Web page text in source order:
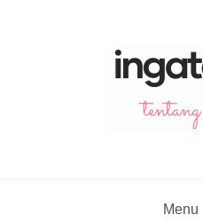
Menu